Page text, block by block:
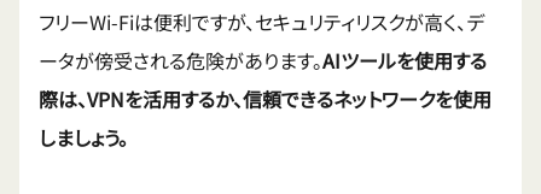
フリーWi-Fiは便利ですが、セキュリティリスクが高く、デ
ータが傍受される危険があります。AIツールを使用する
際は、VPNを活用するか、信頼できるネットワークを使用
しましょう。